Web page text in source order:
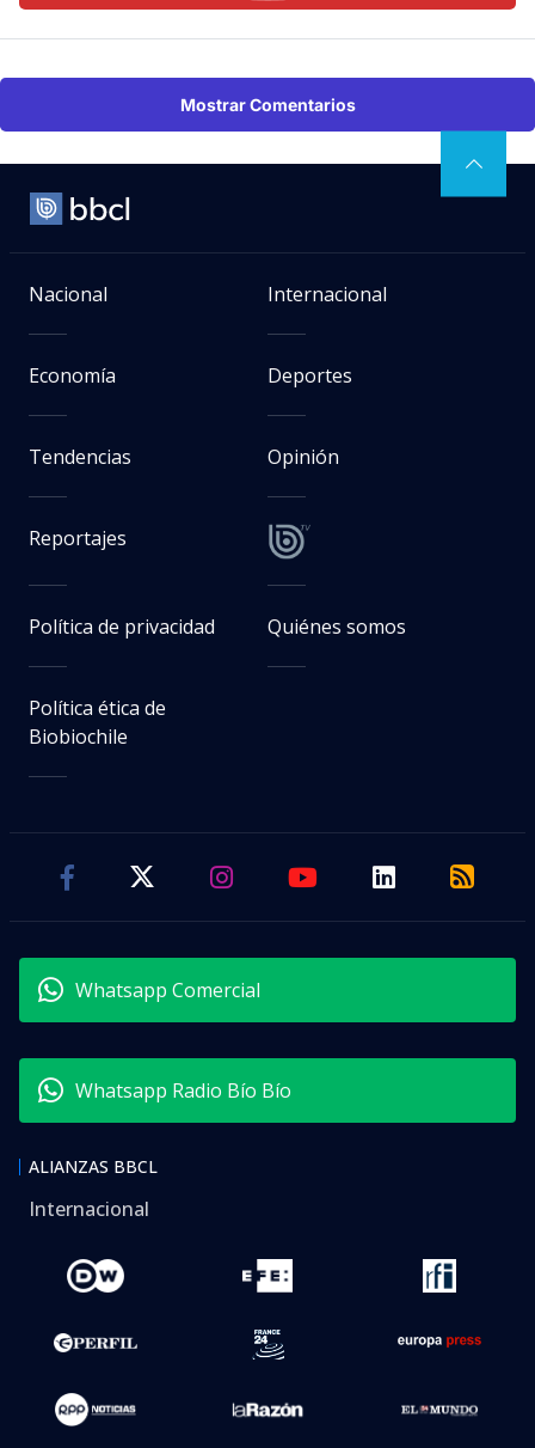
Mostrar Comentarios
Nacional Internacional
Economía Deportes
Tendencias Opinión
Reportajes
Política de privacidad Quiénes somos
Política ética de
Biobiochile
Whatsapp Comercial
Whatsapp Radio Bío Bío
ALIANZAS BBCL
Internacional